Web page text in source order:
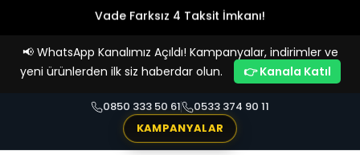
Vade Farksız 4 Taksit İmkanı!
📢 WhatsApp Kanalımız Açıldı! Kampanyalar, indirimler ve
yeni ürünlerden ilk siz haberdar olun.
👉 Kanala Katıl
0850 333 50 61
0533 374 90 11
KAMPANYALAR